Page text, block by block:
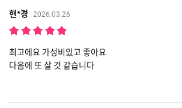
현*경 2026.03.26
최고에요 가성비있고 좋아요
다음에 또 살 것 같습니다